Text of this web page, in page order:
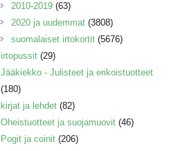
2010-2019 (63)
2020 ja uudemmat (3808)
suomalaiset irtokortit (5676)
irtopussit (29)
Jääkiekko - Julisteet ja erikoistuotteet
(180)
kirjat ja lehdet (82)
Oheistuotteet ja suojamuovit (46)
Pogit ja coinit (206)